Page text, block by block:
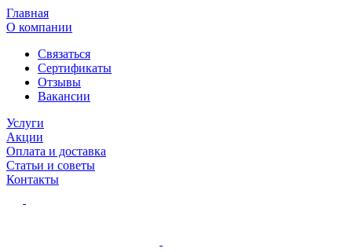
Главная
О компании
Связаться
Сертификаты
Отзывы
Вакансии
Услуги
Акции
Оплата и доставка
Статьи и советы
Контакты